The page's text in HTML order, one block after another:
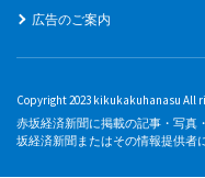
広告のご案内
Copyright 2023 kikukakuhanasu All
赤坂経済新聞に掲載の記事・写真
坂経済新聞またはその情報提供者